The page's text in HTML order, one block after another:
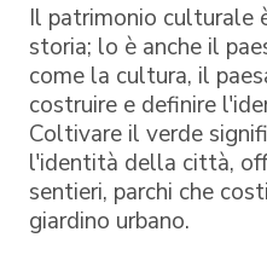
Il patrimonio culturale
storia; lo è anche il
come la cultura, il
costruire e definire
Coltivare il verde
l'identità della città,
sentieri, parchi che
giardino urbano.